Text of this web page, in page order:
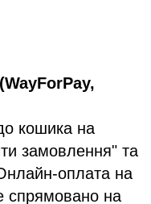
кошика на
замовлення" та
оплата на
спрямовано на